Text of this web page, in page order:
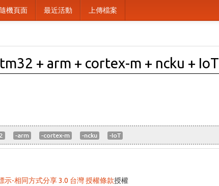
隨機頁面 最近活動 上傳檔案
+ arm + cortex-m + ncku + IoT
-arm -cortex-m -ncku -IoT
示-相同方式分享 3.0 台灣 授權條款授權